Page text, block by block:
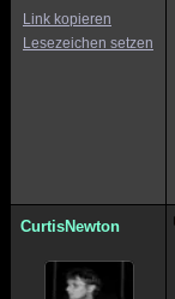
Link kopieren
Lesezeichen setzen
CurtisNewton